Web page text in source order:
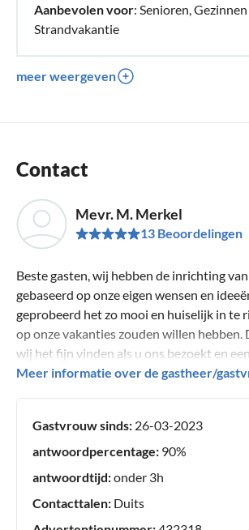
Aanbevolen voor: Senioren,
Strandvakantie
meer weergeven
Contact
Mevr. M. Merkel
13 Beoordelingen
Beste gasten, wij hebben de inrichting
gebaseerd op onze eigen wensen en
geprobeerd het zo mooi en huiselijk in te
op onze vakanties zouden willen hebben.
wij het fijn vinden als u ons bezoekt en
Natuurlijk staan we altijd open voor
Meer informatie over de gastheer/
Gastvrouw sinds: 26-03-2023
antwoordpercentage: 90%
antwoordtijd:onder 3h
Contacttalen: Duits